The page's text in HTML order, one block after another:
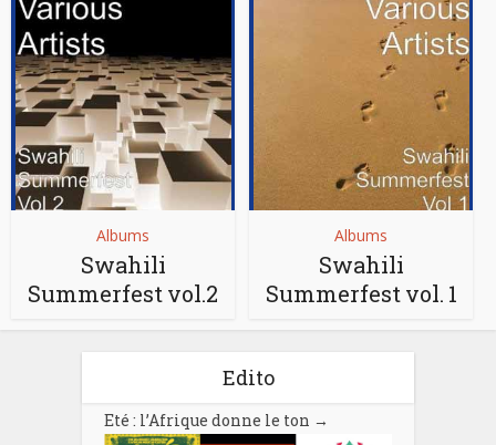
Albums
Swahili
Summerfest vol.2
Albums
Swahili
Summerfest vol. 1
Edito
Eté : l’Afrique donne le ton →